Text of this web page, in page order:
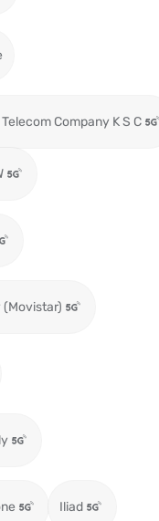
Company K S C
(Movistar)
Iliad